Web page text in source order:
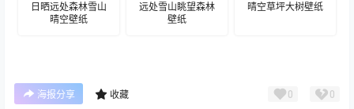
日晒远处森林雪山
晴空壁纸
远处雪山眺望森林
壁纸
晴空草坪大树壁纸
海报分享 收藏 0 0